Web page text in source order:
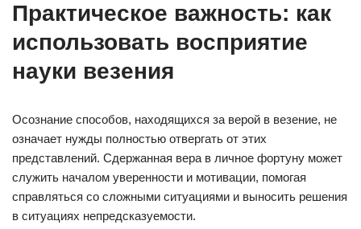
Практическое важность: как
использовать восприятие
науки везения
Осознание способов, находящихся за верой в везение, не
означает нужды полностью отвергать от этих
представлений. Сдержанная вера в личное фортуну может
служить началом уверенности и мотивации, помогая
справляться со сложными ситуациями и выносить решения
в ситуациях непредсказуемости.